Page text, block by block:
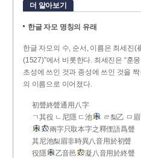
더 알아보기
한글 자모 명칭의 유래
한글 자모의 수, 순서, 이름은 최세진(
(1527)”에서 비롯한다. 최세진은 “훈
초성에 쓰인 것과 종성에 쓰인 것을
의 이름으로 이어졌다.
初聲終聲通用八字
ㄱ其役 ㄴ尼隱 ㄷ池
ㄹ梨乙 ㅁ
兩字只取本字之釋俚語爲聲
其尼池梨眉非時異八音用於初聲
役隱
乙音邑 凝八音用於終聲